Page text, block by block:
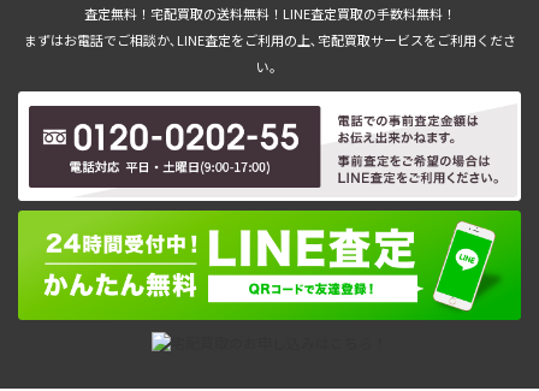
査定無料！宅配買取の送料無料！LINE査定買取の手数料無料！
まずはお電話でご相談か､LINE査定をご利用の上､宅配買取サービスをご利用くださ
い。